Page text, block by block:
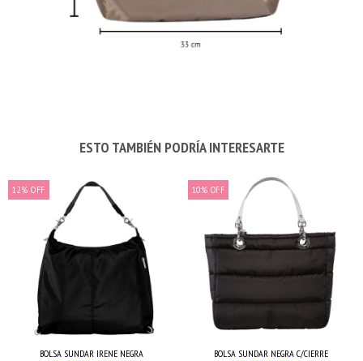
ESTO TAMBIÉN PODRÍA INTERESARTE
12% OFF
BOLSA SUNDAR IRENE NEGRA
10% OFF
BOLSA SUNDAR NEGRA C/CIERRE